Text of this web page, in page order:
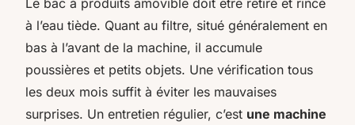
à l’eau tiède. Quant au filtre, situé généralement en
bas à l’avant de la machine, il accumule
poussières et petits objets. Une vérification tous
les deux mois suffit à éviter les mauvaises
surprises. Un entretien régulier, c’est une machine